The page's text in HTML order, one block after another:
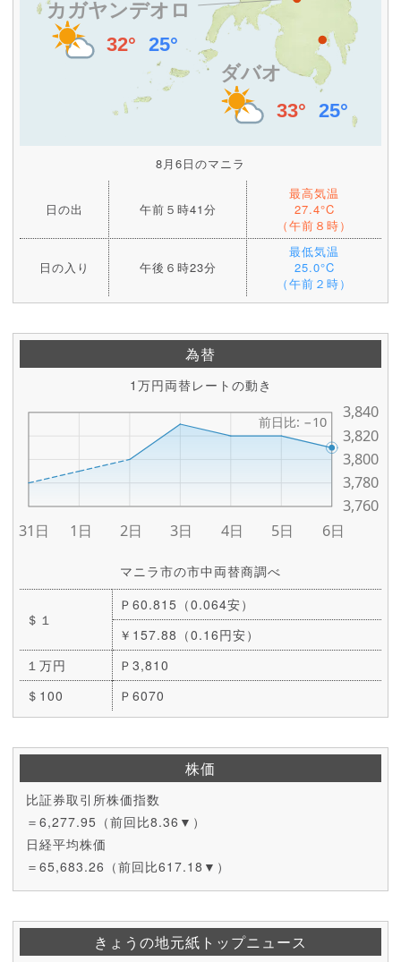
8月6日のマニラ
日の出 午前５時41分
最高気温
27.4°C
（午前８時）
日の入り 午後６時23分
最低気温
25.0°C
（午前２時）
為替
1万円両替レートの動き
マニラ市の市中両替商調べ
＄１
Ｐ60.815（0.064安）
￥157.88（0.16円安）
１万円
Ｐ3,810
＄100
Ｐ6070
株価
比証券取引所株価指数
＝6,277.95（前回比8.36▼）
日経平均株価
＝65,683.26（前回比617.18▼）
きょうの地元紙トップニュース